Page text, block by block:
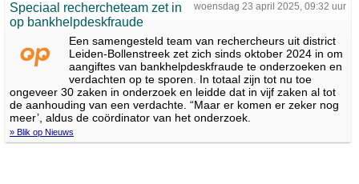
woensdag 23 april 2025, 09:32 uur
Speciaal rechercheteam zet in
op bankhelpdeskfraude
Een samengesteld team van rechercheurs uit district
Leiden-Bollenstreek zet zich sinds oktober 2024 in om
aangiftes van bankhelpdeskfraude te onderzoeken en
verdachten op te sporen. In totaal zijn tot nu toe
ongeveer 30 zaken in onderzoek en leidde dat in vijf zaken al tot
de aanhouding van een verdachte. “Maar er komen er zeker nog
meer’, aldus de coördinator van het onderzoek.
» Blik op Nieuws